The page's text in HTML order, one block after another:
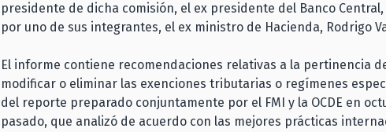
presidente de dicha comisión, el ex presidente del Banco
por uno de sus integrantes, el ex ministro de Hacienda, Rodrigo
El informe contiene recomendaciones relativas a la pertinencia
modificar o eliminar las exenciones tributarias o regímenes
del reporte preparado conjuntamente por el FMI y la OCDE en
pasado, que analizó de acuerdo con las mejores prácticas